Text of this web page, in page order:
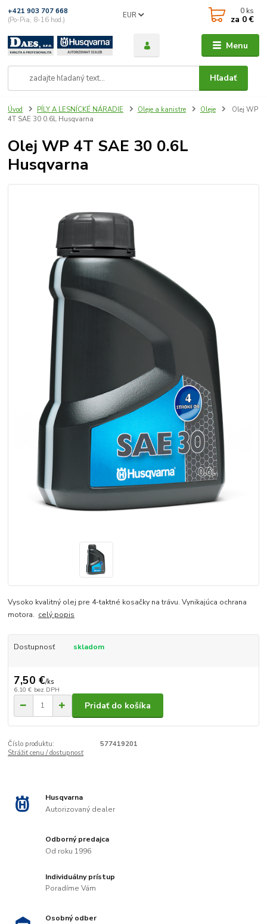
Menu
EUR
Hľadať
+421 903 707 668
(Po-Pia, 8-16 hod.)
0 ks
za 0 €
Úvod PÍLY A LESNÍCKÉ NÁRADIE Oleje a kanistre Oleje
Olej WP
4T SAE 30 0.6L Husqvarna
Olej WP 4T SAE 30 0.6L
Husqvarna
Vysoko kvalitný olej pre 4-taktné kosačky na trávu. Vynikajúca ochrana
motora. celý popis
Dostupnosť skladom
7,50 €/ks
6,10 € bez DPH
Pridať do košíka
Číslo produktu:
577419201
Strážiť cenu / dostupnosť
Husqvarna
Autorizovaný dealer
Odborný predajca
Od roku 1996
Individuálny prístup
Poradíme Vám
Osobný odber